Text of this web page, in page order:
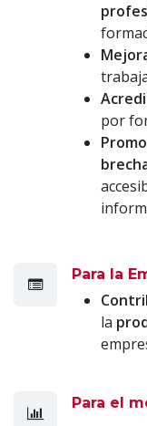
por
Para la
la
Para el